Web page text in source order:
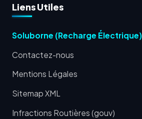
Liens Utiles
Soluborne (Recharge Électrique)
Contactez-nous
Mentions Légales
Sitemap XML
Infractions Routières (gouv)